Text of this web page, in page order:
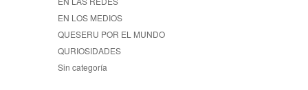
EN LOS MEDIOS
QUESERU POR EL MUNDO
QURIOSIDADES
Sin categoría